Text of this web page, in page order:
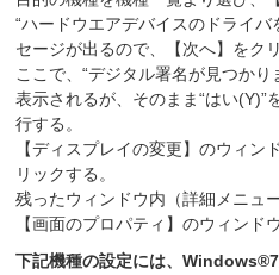
“ハードウエアデバイスのドライ
セージが出るので、【次へ】をク
ここで、“デジタル署名が見つか
表示されるが、そのまま“はい(Y)”
行する。
【ディスプレイの変更】のウィン
リックする。
残ったウィンドウ内（詳細メニュ
【画面のプロパティ】のウィンド
下記機種の設定には、